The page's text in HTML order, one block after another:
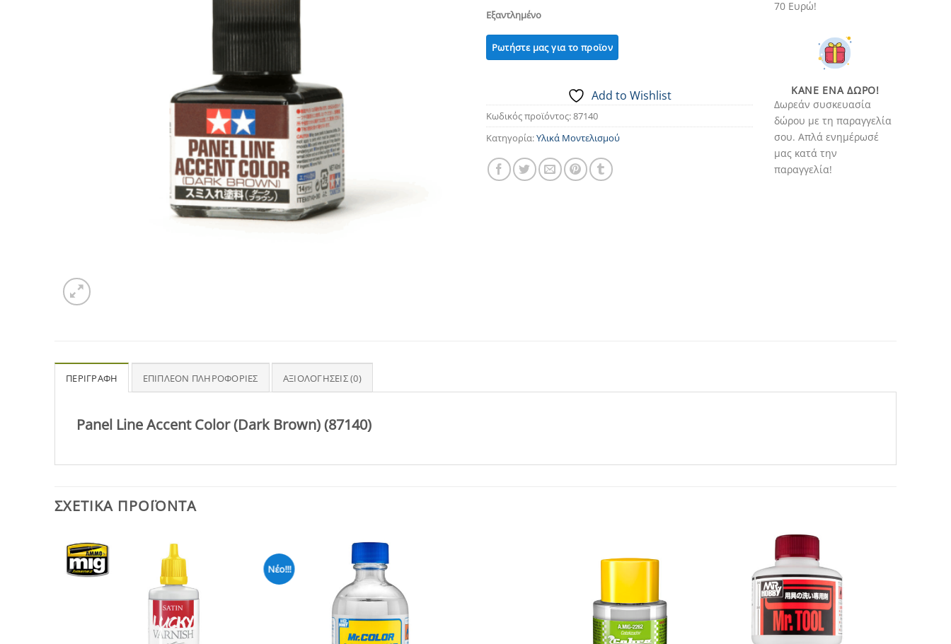
Εξαντλημένο
Add to Wishlist
Κωδικός προϊόντος:87140
Κατηγορία:Υλικά Μοντελισμού
70 Ευρώ!
ΚΆΝΕ ΈΝΑ ΔΏΡΟ!
Δωρεάν συσκευασία
δώρου με τη παραγγελία
σου. Απλά ενημέρωσέ
μας κατά την
παραγγελία!
ΠΕΡΙΓΡΑΦΉ ΕΠΙΠΛΈΟΝ ΠΛΗΡΟΦΟΡΊΕΣ ΑΞΙΟΛΟΓΉΣΕΙΣ (0)
Panel Line Accent Color (Dark Brown) (87140)
ΣΧΕΤΙΚΆ ΠΡΟΪΌΝΤΑ
Νέο!!!